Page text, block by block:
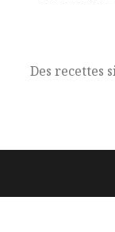
Des recettes